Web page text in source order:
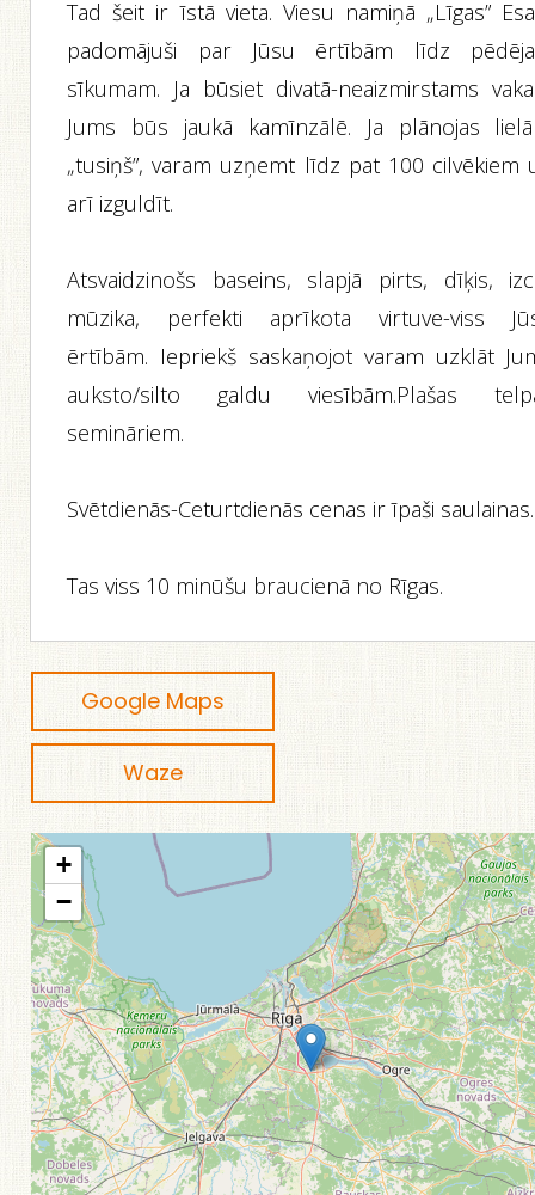
Tad šeit ir īstā vieta. Viesu namiņā „Līgas”
padomājuši par Jūsu ērtībām līdz
sīkumam. Ja būsiet divatā-neaizmirstams
Jums būs jaukā kamīnzālē. Ja plānojas
„tusiņš”, varam uzņemt līdz pat 100 cilvēkiem
arī izguldīt.
Atsvaidzinošs baseins, slapjā pirts, dīķis,
mūzika, perfekti aprīkota virtuve-viss
ērtībām. Iepriekš saskaņojot varam uzklāt
auksto/silto galdu viesībām.Plašas
semināriem.
Svētdienās-Ceturtdienās cenas ir īpaši saulainas.
Tas viss 10 minūšu braucienā no Rīgas.
Google Maps
Waze
+
−